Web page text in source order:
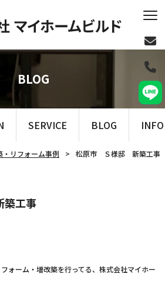
BLOG
SERVICE BLOG
・リフォーム事例 松原市 Ｓ様邸 新築工事
工事
ォーム・増改築を行ってる、株式会社マイホー